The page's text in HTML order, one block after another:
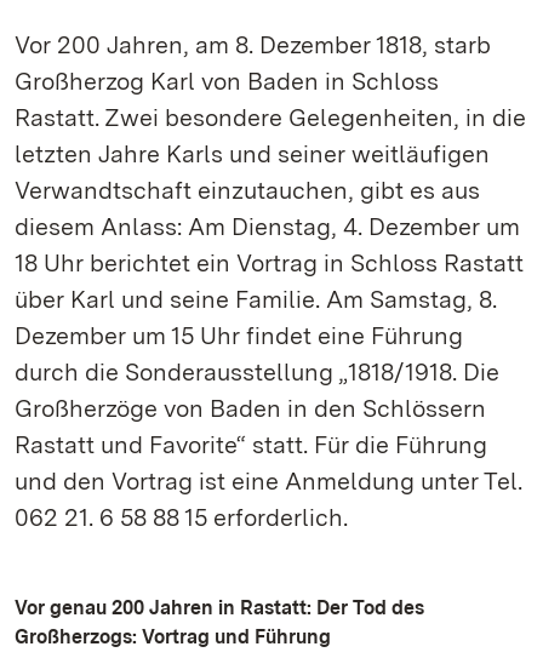
Vor 200 Jahren, am 8. Dezember 1818, starb
Großherzog Karl von Baden in Schloss
Rastatt. Zwei besondere Gelegenheiten, in die
letzten Jahre Karls und seiner weitläufigen
Verwandtschaft einzutauchen, gibt es aus
diesem Anlass: Am Dienstag, 4. Dezember um
18 Uhr berichtet ein Vortrag in Schloss Rastatt
über Karl und seine Familie. Am Samstag, 8.
Dezember um 15 Uhr findet eine Führung
durch die Sonderausstellung „1818/1918. Die
Großherzöge von Baden in den Schlössern
Rastatt und Favorite“ statt. Für die Führung
und den Vortrag ist eine Anmeldung unter Tel.
062 21. 6 58 88 15 erforderlich.
Vor genau 200 Jahren in Rastatt: Der Tod des
Großherzogs: Vortrag und Führung